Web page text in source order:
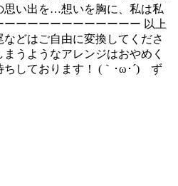
思い出を…想いを胸に、私は私
ーーーーーーーーーーー 以上
どはご自由に変換してくださ
うようなアレンジはおやめく
しております！ (｀･ω･´)ゞず